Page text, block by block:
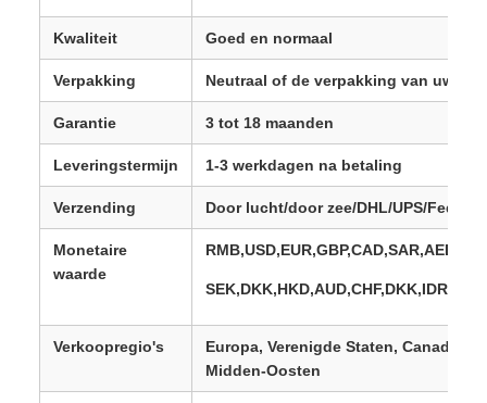
Kwaliteit Goed en normaal
Verpakking Neutraal of de verpakking van uw
Garantie 3 tot 18 maanden
Leveringstermijn 1-3 werkdagen na betaling
Verzending Door lucht/door zee/DHL/UPS/Fedex/
Monetaire
waarde
Verkoopregio's
Europa, Verenigde Staten, Canada,
Midden-Oosten